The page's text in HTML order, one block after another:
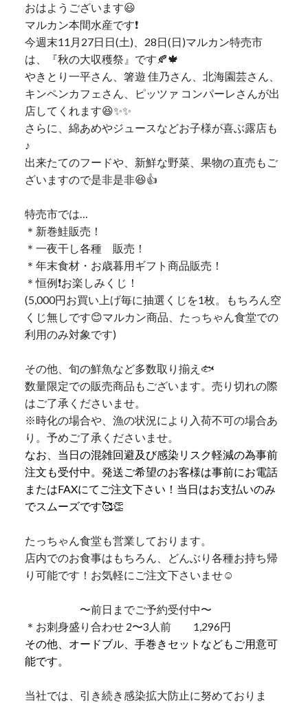
おはようございます😃
マルカン本間水産です❗️
今週末11月27日日(土)、28日(日)マルカン特売市
は、『秋の大収穫祭』です🍂🍁
やきとり一平さん、箸遊 佳乃さん、北海園芸さん、
キンペンカフェさん、ピッツァ コンパーレさんが出
店してくれます😆✨✨
さらに、綿あめやジュースなどお子様が喜ぶ露店も
♪
出来たてのフードや、新鮮な野菜、果物の直売もご
ざいますので是非是非😆👍
特売市では…
＊新巻鮭販売！
＊一夜干し各種 販売！
＊年末食材・お歳暮用ギフト商品販売！
＊恒例❗️お楽しみくじ！
(5,000円お買い上げ毎に抽選くじを1枚。もちろん空
くじ無しです😊マルカン商品、たっちゃん食堂での
利用のみ対象です)
その他、旬の鮮魚など多数取り揃え🐟
数量限定での販売商品もございます。売り切れの際
はご了承くださいませ。
※時化の場合や、漁の状況により入荷不可の場合あ
り。予めご了承くださいませ。
なお、当日の混雑回避及び感染リスク軽減の為事前
注文も受付中。発送ご希望のお客様は事前にお電話
またはFAXにてご注文下さい！当日はお支払いのみ
でスムーズです🥰👏
たっちゃん食堂も営業しております。
店内でのお食事はもちろん、どんぶり各種お持ち帰
り可能です！お気軽にご注文下さいませ☺️
〜前日までご予約受付中〜
＊お刺身盛り合わせ 2〜3人前 1,296円
その他、オードブル、手巻きセットなどもご用意可
能です。
当社では、引き続き感染拡大防止に努めておりま